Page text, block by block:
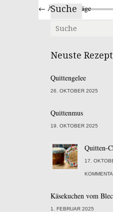
← Ältere Einträge
Suche
Neuste
Quittengelee
26. OKTOBER 2025
Quittenmus
19. OKTOBER 2025
Quitten-
17.
Käsekuchen vom
1. FEBRUAR 2025